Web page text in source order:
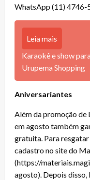
WhatsApp (11) 4746-
Leia mais
Karaokê e show
Urupema Shopping
Aniversariantes
Além da promoção de
em agosto também
gratuita. Para
cadastro no site do
(https://
agosto). Depois disso,